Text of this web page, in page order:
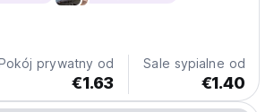
prywatny od
€1.63
Sale sypialne od
€1.40